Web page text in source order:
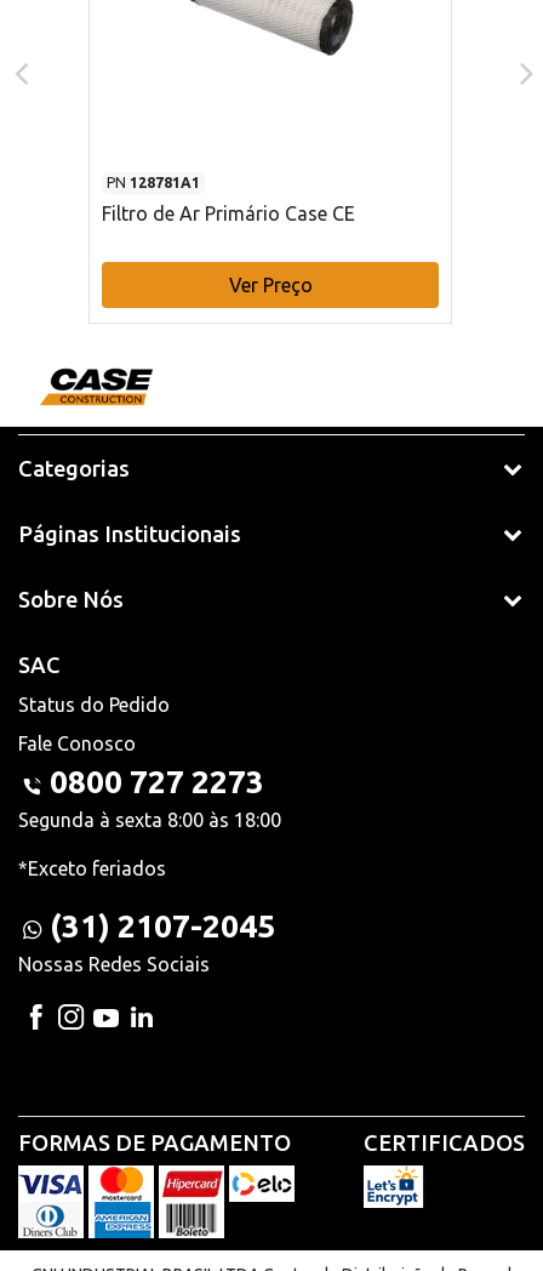
PN 128781A1
Filtro de Ar Primário Case CE
Ver Preço
Categorias
Páginas Institucionais
Sobre Nós
SAC
Status do Pedido
Fale Conosco
0800 727 2273
Segunda à sexta 8:00 às 18:00
*Exceto feriados
(31) 2107-2045
Nossas Redes Sociais
FORMAS DE PAGAMENTO CERTIFICADOS